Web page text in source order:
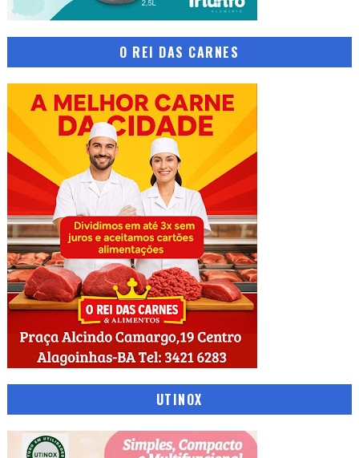
O REI DAS CARNES
UTINOX